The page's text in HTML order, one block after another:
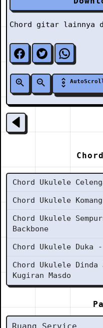
Chord gitar lainnya
Chord Ukulele
Chord Ukulele
Chord Ukulele
Backbone
Chord Ukulele Duka
Chord Ukulele Dinda
Kugiran Masdo